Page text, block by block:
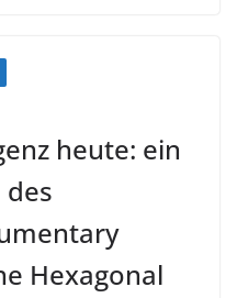
heute: ein
Hexagonal